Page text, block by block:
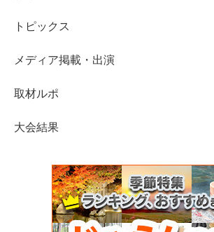
トピックス
メディア掲載・出演
取材ルポ
大会結果